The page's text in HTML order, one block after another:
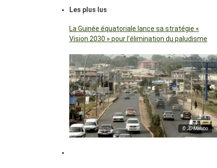
Les plus lus
La Guinée équatoriale lance sa stratégie «
Vision 2030 » pour l’élimination du paludisme
© JD Malabo